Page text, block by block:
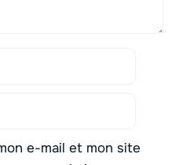
e-mail et mon site